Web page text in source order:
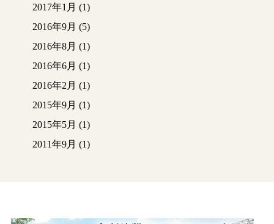
2017年1月 (1)
2016年9月 (5)
2016年8月 (1)
2016年6月 (1)
2016年2月 (1)
2015年9月 (1)
2015年5月 (1)
2011年9月 (1)